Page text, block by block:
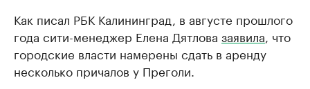
Как писал РБК Калининград, в августе прошлого
года сити-менеджер Елена Дятлова заявила , что
городские власти намерены сдать в аренду
несколько причалов у Преголи.